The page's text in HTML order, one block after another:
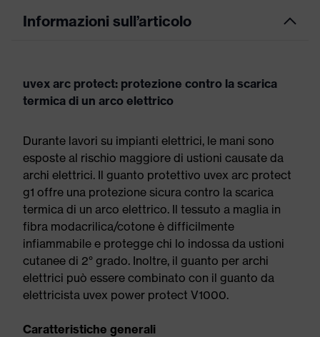
Informazioni sull’articolo
uvex arc protect: protezione contro la scarica
termica di un arco elettrico
Durante lavori su impianti elettrici, le mani sono
esposte al rischio maggiore di ustioni causate da
archi elettrici. Il guanto protettivo uvex arc protect
g1 offre una protezione sicura contro la scarica
termica di un arco elettrico. Il tessuto a maglia in
fibra modacrilica/cotone è difficilmente
infiammabile e protegge chi lo indossa da ustioni
cutanee di 2° grado. Inoltre, il guanto per archi
elettrici può essere combinato con il guanto da
elettricista uvex power protect V1000.
Caratteristiche generali